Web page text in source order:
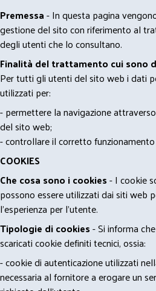
Premessa- In questa pagina
gestione del sito con riferimento al
degli utenti che lo consultano.
Finalità del trattamento cui sono
Per tutti gli utenti del sito web i dati
utilizzati per:
- permettere la navigazione
del sito web;
- controllare il corretto
COOKIES
Che cosa sono i cookies- I cookie
possono essere utilizzati dai siti web
l'esperienza per l'utente.
Tipologie di cookies- Si informa
scaricati cookie definiti tecnici, ossia:
- cookie di autenticazione utilizzati
necessaria al fornitore a erogare un